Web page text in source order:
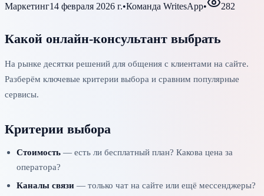
Маркетинг14 февраля 2026 г.•Команда WritesApp• 282
Какой онлайн-консультант выбрать
На рынке десятки решений для общения с клиентами на сайте.
Разберём ключевые критерии выбора и сравним популярные
сервисы.
Критерии выбора
Стоимость — есть ли бесплатный план? Какова цена за
оператора?
Каналы связи — только чат на сайте или ещё мессенджеры?